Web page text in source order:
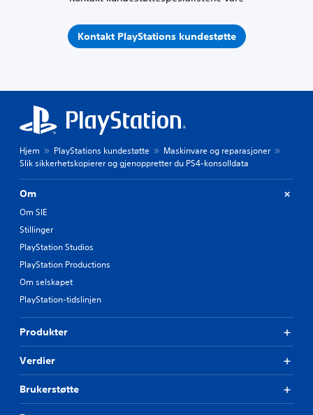
Kontakt PlayStations kundestøtte
Hjem PlayStations kundestøtte
Maskinvare og reparasjoner
Slik sikkerhetskopierer og gjenoppretter du PS4-konsolldata
Om
Om SIE
Stillinger
PlayStation Studios
PlayStation Productions
Om selskapet
PlayStation-tidslinjen
Produkter
Verdier
Brukerstøtte